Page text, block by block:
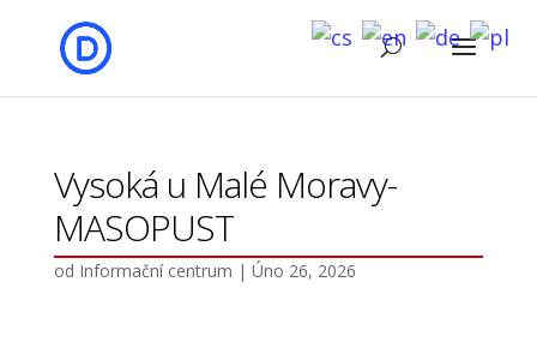
Vysoká u Malé Moravy-
MASOPUST
od Informační centrum | Úno 26, 2026